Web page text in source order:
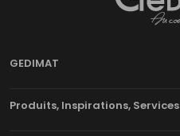
GEDIMAT
Produits, Inspirations, Services